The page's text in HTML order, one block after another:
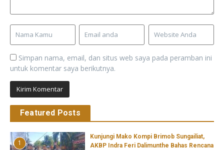
Simpan nama, email, dan situs web saya pada peramban ini
untuk komentar saya berikutnya.
Featured Posts
1
Kunjungi Mako Kompi Brimob Sungailiat,
AKBP Indra Feri Dalimunthe Bahas Rencana